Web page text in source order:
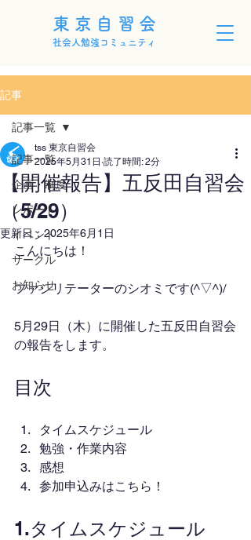
東京自習会
社会人勉強コミュニティ
記事
記事一覧
企画・制度
レポート
イベント
サークル
お知らせ
記事一覧
【開催報告】五反田自習会
（5/29）
tss 東京自習会
2025年5月31日 読了時間: 2分
更新日：2025年6月1日
こんにちは！
ファシリテーターのシオミです(^▽^)/
5月29日（木）に開催した五反田自習会
の報告をします。
目次
タイムスケジュール
勉強・作業内容
感想
参加申込みはこちら！
1.タイムスケジュール